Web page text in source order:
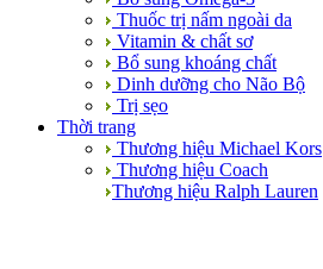
Thuốc trị nấm ngoài da
Vitamin & chất sơ
Bổ sung khoáng chất
Dinh dưỡng cho Não Bộ
Trị sẹo
Thời trang
Thương hiệu Michael Kors
Thương hiệu Coach
Thương hiệu Ralph Lauren